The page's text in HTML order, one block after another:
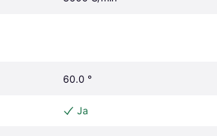
60.0 °
Ja